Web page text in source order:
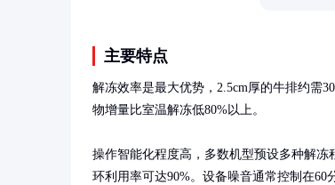
主要特点
解冻效率是最大优势，2.5cm厚的牛排约需
物增量比室温解冻低80%以上。
操作智能化程度高，多数机型预设多种解
环利用率可达90%。设备噪音通常控制在60